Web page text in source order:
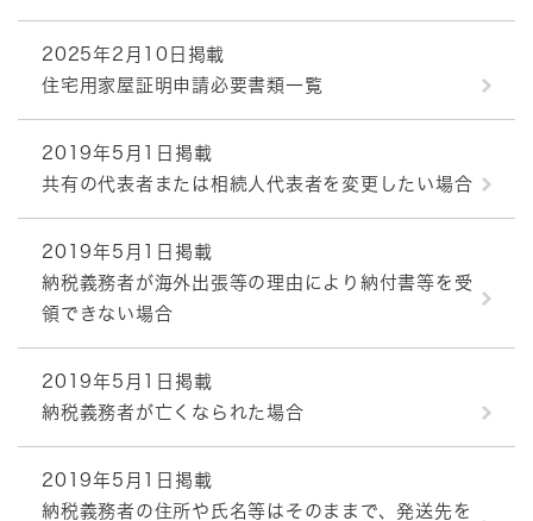
2025年2月10日掲載
住宅用家屋証明申請必要書類一覧
2019年5月1日掲載
共有の代表者または相続人代表者を変更したい場合
2019年5月1日掲載
納税義務者が海外出張等の理由により納付書等を受
領できない場合
2019年5月1日掲載
納税義務者が亡くなられた場合
2019年5月1日掲載
納税義務者の住所や氏名等はそのままで、発送先を